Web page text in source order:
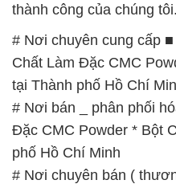
thành công của chúng tôi.
# Nơi chuyên cung cấp
Chất Làm Đặc CMC
tại Thành phố Hồ Chí
# Nơi bán _ phân phối
Đặc CMC Powder * Bột
phố Hồ Chí Minh
# Nơi chuyên bán (